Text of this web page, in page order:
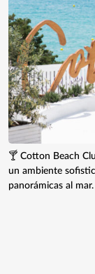
🍸 Cotton Beach
un ambiente
panorámicas al